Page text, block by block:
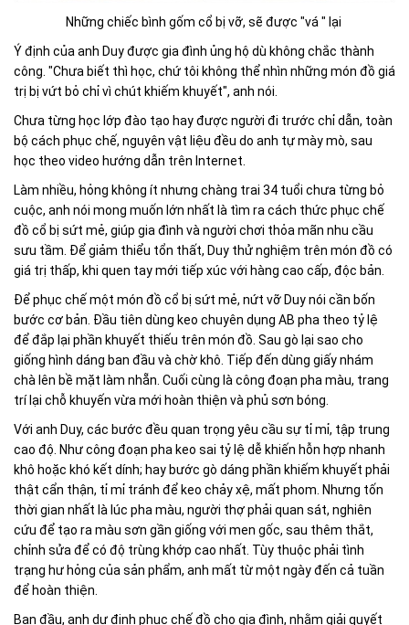
Những chiếc bình gốm cổ bị vỡ, sẽ được "vá " lại
Ý định của anh Duy được gia đình ủng hộ dù không chắc thành
công. "Chưa biết thì học, chứ tôi không thể nhìn những món đồ giá
trị bị vứt bỏ chỉ vì chút khiếm khuyết", anh nói.
Chưa từng học lớp đào tạo hay được người đi trước chỉ dẫn, toàn
bộ cách phục chế, nguyên vật liệu đều do anh tự mày mò, sau
học theo video hướng dẫn trên Internet.
Làm nhiều, hỏng không ít nhưng chàng trai 34 tuổi chưa từng bỏ
cuộc, anh nói mong muốn lớn nhất là tìm ra cách thức phục chế
đồ cổ bị sứt mẻ, giúp gia đình và người chơi thỏa mãn nhu cầu
sưu tầm. Để giảm thiểu tổn thất, Duy thử nghiệm trên món đồ có
giá trị thấp, khi quen tay mới tiếp xúc với hàng cao cấp, độc bản.
Để phục chế một món đồ cổ bị sứt mẻ, nứt vỡ Duy nói cần bốn
bước cơ bản. Đầu tiên dùng keo chuyên dụng AB pha theo tỷ lệ
để đắp lại phần khuyết thiếu trên món đồ. Sau gò lại sao cho
giống hình dáng ban đầu và chờ khô. Tiếp đến dùng giấy nhám
chà lên bề mặt làm nhẵn. Cuối cùng là công đoạn pha màu, trang
trí lại chỗ khuyến vừa mới hoàn thiện và phủ sơn bóng.
Với anh Duy, các bước đều quan trọng yêu cầu sự tỉ mỉ, tập trung
cao độ. Như công đoạn pha keo sai tỷ lệ dễ khiến hỗn hợp nhanh
khô hoặc khó kết dính; hay bước gò dáng phần khiếm khuyết phải
thật cẩn thận, tỉ mỉ tránh để keo chảy xệ, mất phom. Nhưng tốn
thời gian nhất là lúc pha màu, người thợ phải quan sát, nghiên
cứu để tạo ra màu sơn gần giống với men gốc, sau thêm thắt,
chỉnh sửa để có độ trùng khớp cao nhất. Tùy thuộc phải tình
trạng hư hỏng của sản phẩm, anh mất từ một ngày đến cả tuần
để hoàn thiện.
Ban đầu, anh dự định phục chế đồ cho gia đình, nhằm giải quyết